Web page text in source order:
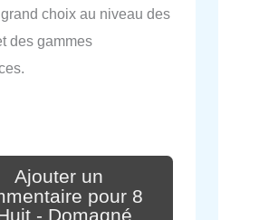
choix au niveau des
des gammes
Ajouter un
pour 8